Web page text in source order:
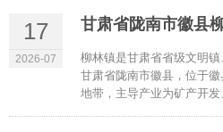
17
2026-07
甘肃省陇南市徽县
柳林镇是甘肃省省级文明
甘肃省陇南市徽县，位于
地带，主导产业为矿产开